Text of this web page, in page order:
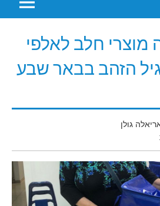
מוצרי חלב לאלפי
הזהב בבאר שבע
גולן